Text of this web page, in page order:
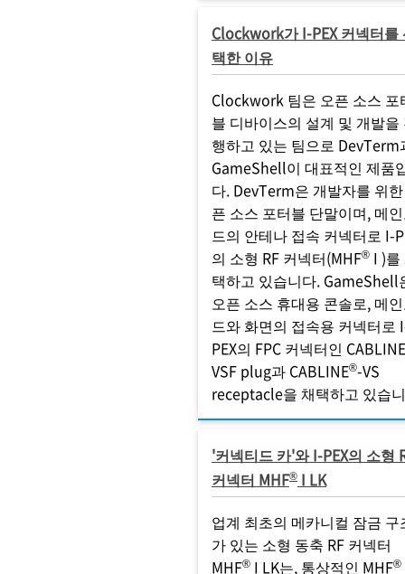
Clockwork가 I-PEX 커넥터를
택한 이유
Clockwork 팀은 오픈 소스 포
블 디바이스의 설계 및 개발을
행하고 있는 팀으로 DevTerm
GameShell이 대표적인 제품
다. DevTerm은 개발자를 위
픈 소스 포터블 단말이며, 메
드의 안테나 접속 커넥터로 I-
의 소형 RF 커넥터(MHF® I )를
택하고 있습니다. GameShell
오픈 소스 휴대용 콘솔로, 메
드와 화면의 접속용 커넥터로
PEX의 FPC 커넥터인 CABLINE
VSF plug과 CABLINE®-VS
receptacle을 채택하고 있습
'커넥티드 카'와 I-PEX의 소형
커넥터 MHF® I LK
업계 최초의 메카니컬 잠금 구
가 있는 소형 동축 RF 커넥터
MHF® I LK는, 통상적인 MHF®